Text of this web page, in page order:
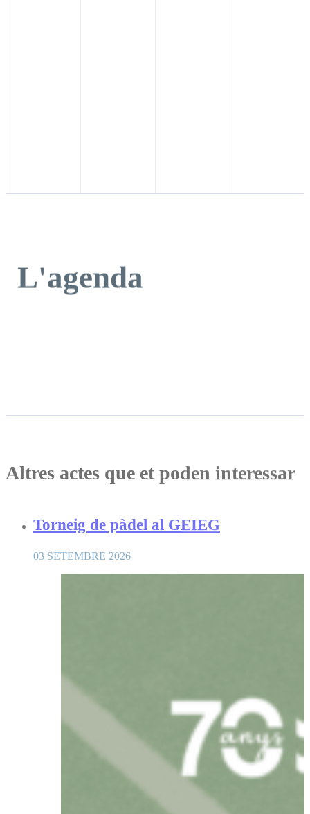
L'agenda
Altres actes que et poden interessar
Torneig de pàdel al GEIEG
03 SETEMBRE 2026